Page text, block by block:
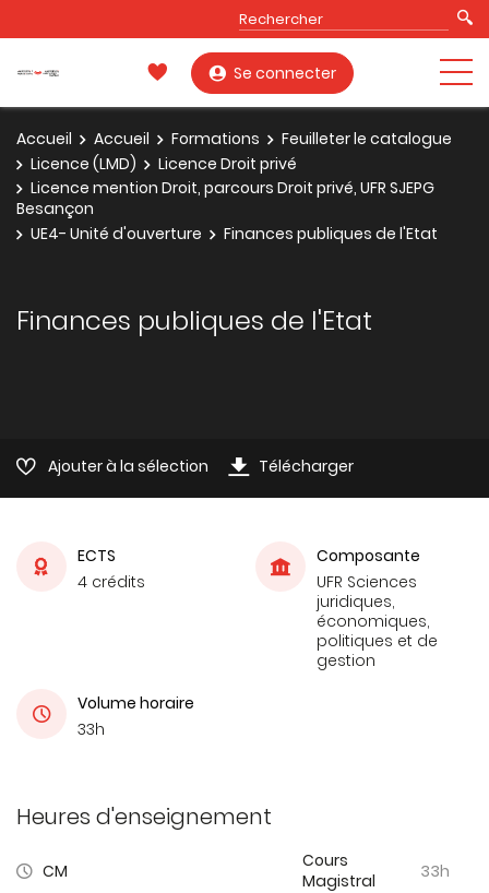
Se connecter
Accueil Accueil Formations
Feuilleter le catalogue
Licence (LMD)
Licence Droit privé
Licence mention Droit, parcours Droit privé, UFR SJEPG
Besançon
UE4- Unité d'ouverture
Finances publiques de l'Etat
Finances publiques de l'Etat
Ajouter à la sélection Télécharger
ECTS
4 crédits
Composante
UFR Sciences
juridiques,
économiques,
politiques et de
gestion
Volume horaire
33h
Heures d'enseignement
CM
Cours
Magistral
33h